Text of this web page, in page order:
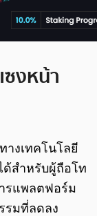
ซงหน้า
างเทคโนโลยี
ด้สำหรับผู้ถือโท
รแพลตฟอร์ม
รมที่ลดลง